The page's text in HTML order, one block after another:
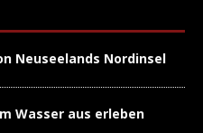
Neuseelands Nordinsel
Wasser aus erleben